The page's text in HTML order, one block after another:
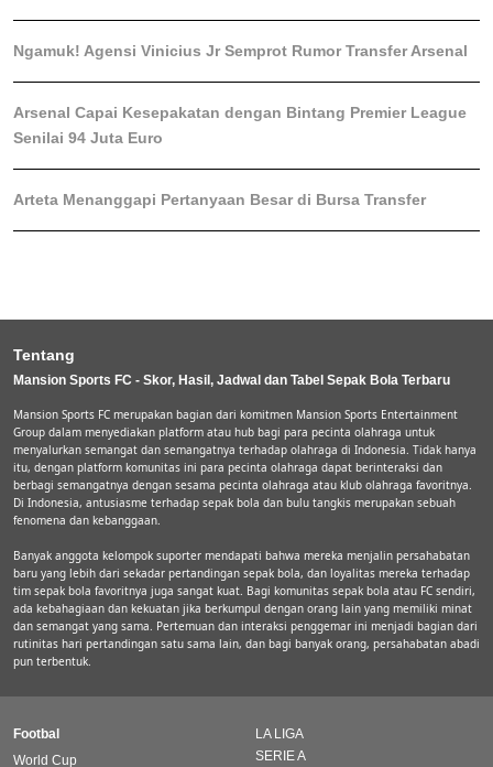
Ngamuk! Agensi Vinicius Jr Semprot Rumor Transfer Arsenal
Arsenal Capai Kesepakatan dengan Bintang Premier League
Senilai 94 Juta Euro
Arteta Menanggapi Pertanyaan Besar di Bursa Transfer
Tentang
Mansion Sports FC - Skor, Hasil, Jadwal dan Tabel Sepak Bola Terbaru
Mansion Sports FC merupakan bagian dari komitmen Mansion Sports Entertainment
Group dalam menyediakan platform atau hub bagi para pecinta olahraga untuk
menyalurkan semangat dan semangatnya terhadap olahraga di Indonesia. Tidak hanya
itu, dengan platform komunitas ini para pecinta olahraga dapat berinteraksi dan
berbagi semangatnya dengan sesama pecinta olahraga atau klub olahraga favoritnya.
Di Indonesia, antusiasme terhadap sepak bola dan bulu tangkis merupakan sebuah
fenomena dan kebanggaan.
Banyak anggota kelompok suporter mendapati bahwa mereka menjalin persahabatan
baru yang lebih dari sekadar pertandingan sepak bola, dan loyalitas mereka terhadap
tim sepak bola favoritnya juga sangat kuat. Bagi komunitas sepak bola atau FC sendiri,
ada kebahagiaan dan kekuatan jika berkumpul dengan orang lain yang memiliki minat
dan semangat yang sama. Pertemuan dan interaksi penggemar ini menjadi bagian dari
rutinitas hari pertandingan satu sama lain, dan bagi banyak orang, persahabatan abadi
pun terbentuk.
Footbal
World Cup
LA LIGA
SERIE A